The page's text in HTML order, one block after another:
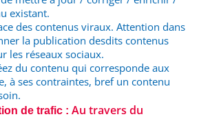
existant.
des contenus viraux. Attention dans
la publication desdits contenus
les réseaux sociaux.
du contenu qui corresponde aux
à ses contraintes, bref un contenu
de trafic : Au travers du